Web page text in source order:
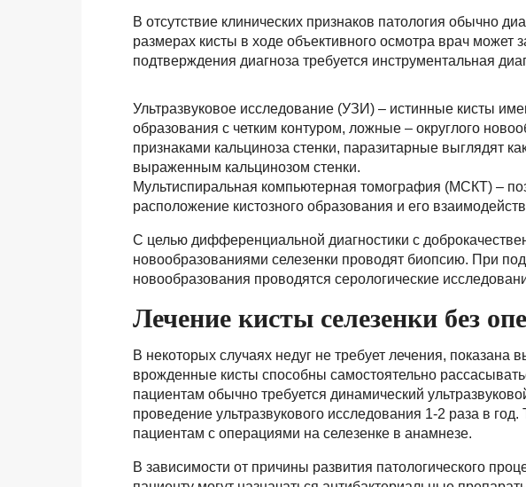
В отсутствие клинических признаков патология обычно
размерах кисты в ходе объективного осмотра врач может
подтверждения диагноза требуется инструментальная
Ультразвуковое исследование (УЗИ) – истинные кисты
образования с четким контуром, ложные – округлого
признаками кальциноза стенки, паразитарные выглядят
выраженным кальцинозом стенки.
Мультиспиральная компьютерная томография (МСКТ) –
расположение кистозного образования и его
С целью дифференциальной диагностики с
новообразованиями селезенки проводят биопсию. При
новообразования проводятся серологические
Лечение кисты селезенки без
В некоторых случаях недуг не требует лечения, показана
врожденные кисты способны самостоятельно
пациентам обычно требуется динамический
проведение ультразвукового исследования 1-2 раза в
пациентам с операциями на селезенке в анамнезе.
В зависимости от причины развития патологического